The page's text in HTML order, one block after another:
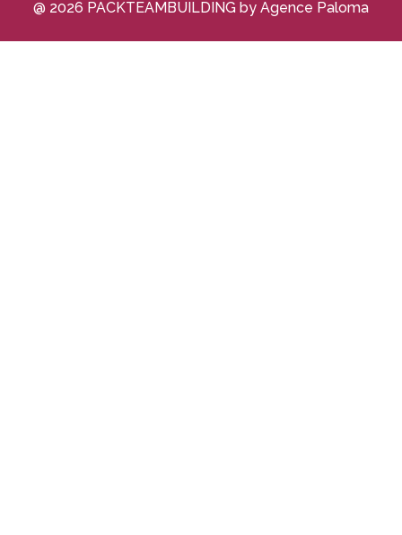
@ 2026 PACKTEAMBUILDING by Agence Paloma